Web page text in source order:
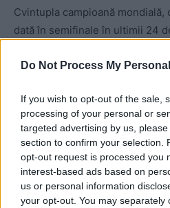
Do Not Process My
If you wish to opt-out of the sale,
processing of your personal or
targeted advertising by us,
section to confirm your selection.
opt-out request is processed you
interest-based ads based on
us or personal information
your opt-out. You may separately
Cvintupla campioană mondială,
dată în semifinale în ultimii 24
lustruiește banca de rezerve a
la vâsle printre ghețurile
Columb și a caravelelor sale